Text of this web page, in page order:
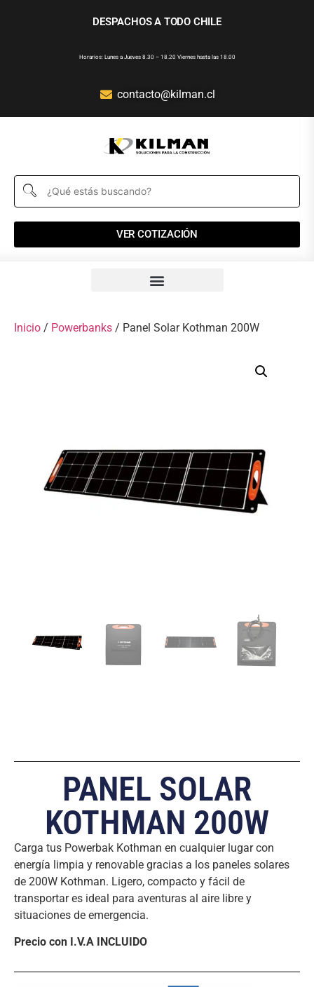
DESPACHOS A TODO CHILE
Horarios: Lunes a Jueves 8.30 – 18.20 Viernes hasta las 18.00
contacto@kilman.cl
VER COTIZACIÓN
Inicio / Powerbanks / Panel Solar Kothman 200W
PANEL SOLAR
KOTHMAN 200W
Carga tus Powerbak Kothman en cualquier lugar con
energía limpia y renovable gracias a los paneles solares
de 200W Kothman. Ligero, compacto y fácil de
transportar es ideal para aventuras al aire libre y
situaciones de emergencia.
Precio con I.V.A INCLUIDO